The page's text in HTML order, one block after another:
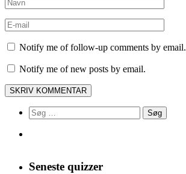
Notify me of follow-up comments by email.
Notify me of new posts by email.
Søg
efter:
Seneste quizzer